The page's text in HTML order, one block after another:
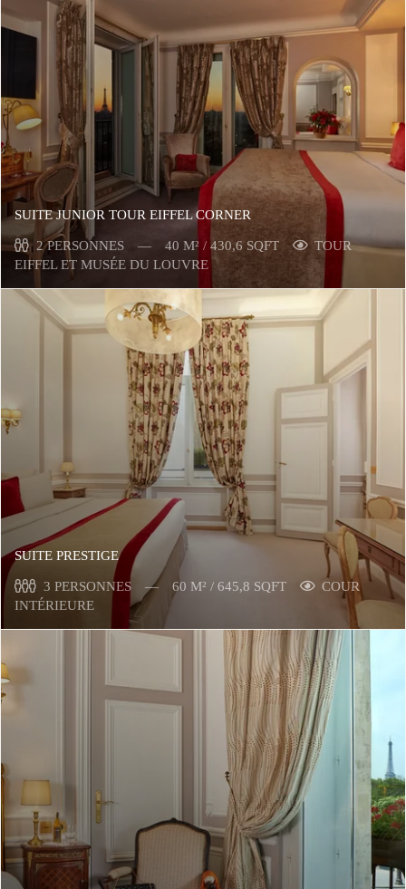
SUITE JUNIOR TOUR EIFFEL CORNER
2 PERSONNES 40 M² / 430,6 SQFT
TOUR
EIFFEL ET MUSÉE DU LOUVRE
SUITE PRESTIGE
3 PERSONNES 60 M² / 645,8 SQFT
COUR
INTÉRIEURE